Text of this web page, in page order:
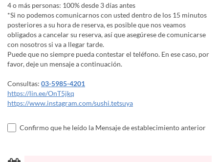
4 o más personas: 100% desde 3 días antes
*Si no podemos comunicarnos con usted dentro de los 15 minutos
posteriores a su hora de reserva, es posible que nos veamos
obligados a cancelar su reserva, así que asegúrese de comunicarse
con nosotros si va a llegar tarde.
Puede que no siempre pueda contestar el teléfono. En ese caso, por
favor, deje un mensaje a continuación.
Consultas: 03-5985-4201
https://lin.ee/OnT5jkq
https://www.instagram.com/sushi.tetsuya
Confirmo que he leído la Mensaje de establecimiento anterior